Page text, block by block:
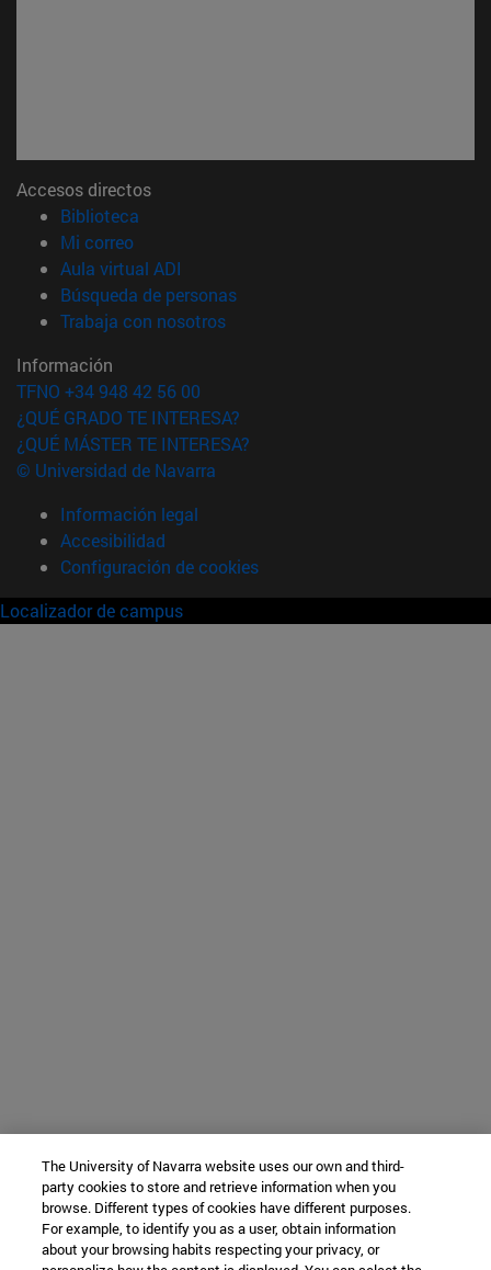
Accesos directos
Biblioteca
Mi correo(abre en nueva ventana)
Aula virtual ADI
Búsqueda de personas(abre en nueva ventana)
Trabaja con nosotros(abre en nueva ventana)
Información
TFNO +34 948 42 56 00
¿QUÉ GRADO TE INTERESA?
¿QUÉ MÁSTER TE INTERESA?
© Universidad de Navarra
Información legal
Accesibilidad
Configuración de cookies
Localizador de campus
The University of Navarra website uses our own and third-
party cookies to store and retrieve information when you
browse. Different types of cookies have different purposes.
For example, to identify you as a user, obtain information
about your browsing habits respecting your privacy, or